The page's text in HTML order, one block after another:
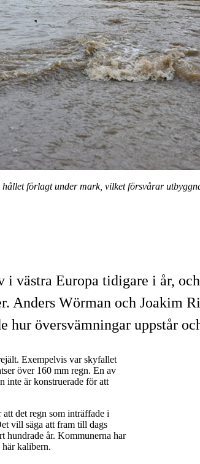
förlagt under mark, vilket försvårar
Europa tidigare i år,
Anders Wörman och Joakim
översvämningar uppstår
Exempelvis var skyfallet
över 160 mm regn. En av
inte är konstruerade för att
det regn som inträffade i
vill säga att fram till dags
hundrade år. Kommunerna har
här kalibern.